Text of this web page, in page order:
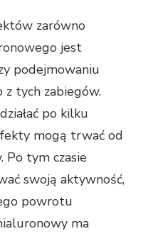
zarówno
jest
podejmowaniu
z tych zabiegów.
po kilku
mogą trwać od
Po tym czasie
swoją aktywność,
powrotu
ma